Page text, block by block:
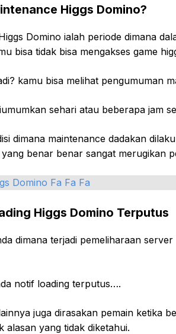
Higgs Domino?
Domino ialah periode dimana
bisa tidak bisa mengakses game
kamu bisa melihat pengumuman
sehari atau beberapa jam
dimana maintenance dadakan
benar benar sangat merugikan
Domino Fa Fa Fa
Higgs Domino Terputus
dimana terjadi pemeliharaan
notif loading terputus….
juga dirasakan pemain ketika
alasan yang tidak diketahui.